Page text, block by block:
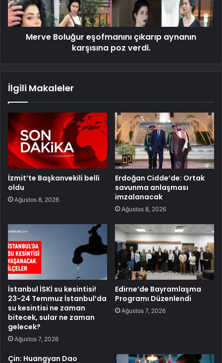
Merve Boluğur eşofmanını çıkarıp aynanın
karşısına poz verdi.
İlgili Makaleler
İzmit’te Başkanvekili belli
oldu
Ağustos 8, 2026
Erdoğan Cidde’de: Ortak
savunma anlaşması
imzalanacak
Ağustos 8, 2026
İstanbul İSKİ su kesintisi!
23-24 Temmuz İstanbul’da
su kesintisi ne zaman
bitecek, sular ne zaman
gelecek?
Ağustos 7, 2026
Edirne’de Bayramlaşma
Programı Düzenlendi
Ağustos 7, 2026
Çin: Huangyan Dao